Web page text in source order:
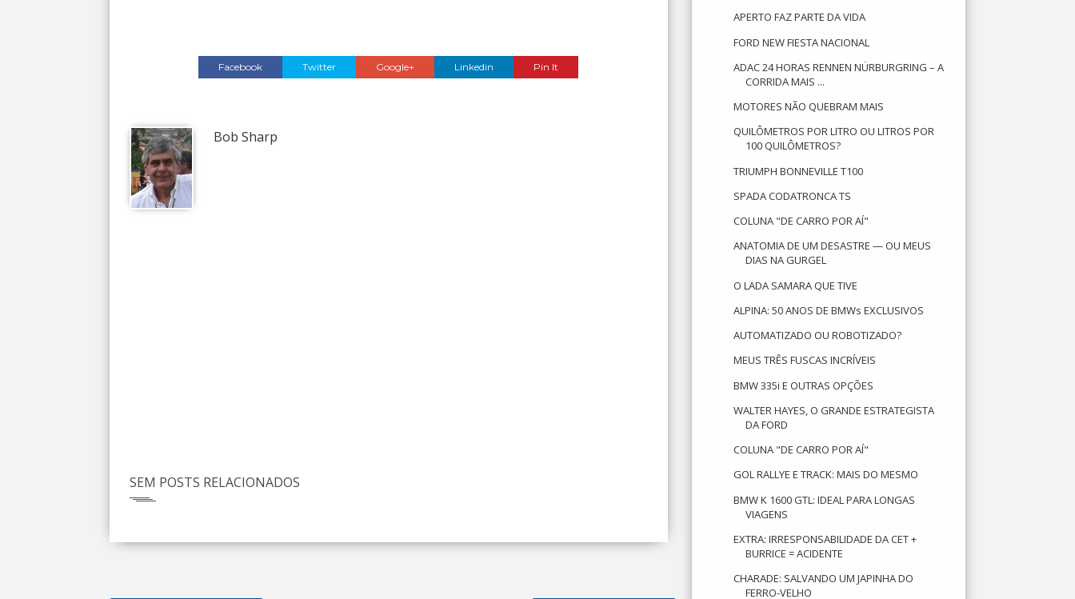
Facebook Twitter Google+ Linkedin Pin It
Bob Sharp
SEM POSTS RELACIONADOS
APERTO FAZ PARTE DA VIDA
FORD NEW FIESTA NACIONAL
ADAC 24 HORAS RENNEN NÜRBURGRING – A
CORRIDA MAIS ...
MOTORES NÃO QUEBRAM MAIS
QUILÔMETROS POR LITRO OU LITROS POR
100 QUILÔMETROS?
TRIUMPH BONNEVILLE T100
SPADA CODATRONCA TS
COLUNA "DE CARRO POR AÍ"
ANATOMIA DE UM DESASTRE — OU MEUS
DIAS NA GURGEL
O LADA SAMARA QUE TIVE
ALPINA: 50 ANOS DE BMWs EXCLUSIVOS
AUTOMATIZADO OU ROBOTIZADO?
MEUS TRÊS FUSCAS INCRÍVEIS
BMW 335i E OUTRAS OPÇÕES
WALTER HAYES, O GRANDE ESTRATEGISTA
DA FORD
COLUNA "DE CARRO POR AÍ"
GOL RALLYE E TRACK: MAIS DO MESMO
BMW K 1600 GTL: IDEAL PARA LONGAS
VIAGENS
EXTRA: IRRESPONSABILIDADE DA CET +
BURRICE = ACIDENTE
CHARADE: SALVANDO UM JAPINHA DO
FERRO-VELHO